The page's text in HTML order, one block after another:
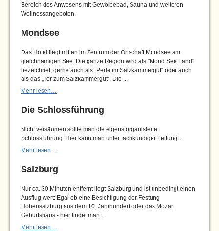
Bereich des Anwesens mit Gewölbebad, Sauna und weiteren
Wellnessangeboten.
Mondsee
Das Hotel liegt mitten im Zentrum der Ortschaft Mondsee am
gleichnamigen See. Die ganze Region wird als "Mond See Land"
bezeichnet, gerne auch als „Perle im Salzkammergut“ oder auch
als das „Tor zum Salzkammergut“. Die ...
Mehr lesen…
Die Schlossführung
Nicht versäumen sollte man die eigens organisierte
Schlossführung: Hier kann man unter fachkundiger Leitung ...
Mehr lesen…
Salzburg
Nur ca. 30 Minuten entfernt liegt Salzburg und ist unbedingt einen
Ausflug wert: Egal ob eine Besichtigung der Festung
Hohensalzburg aus dem 10. Jahrhundert oder das Mozart
Geburtshaus - hier findet man ...
Mehr lesen…